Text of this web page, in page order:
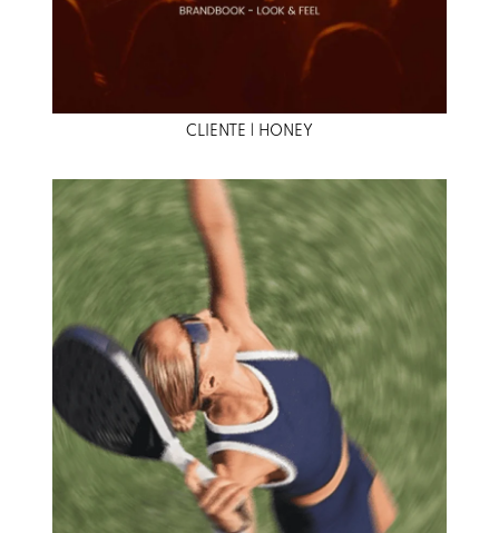
CLIENTE | HONEY